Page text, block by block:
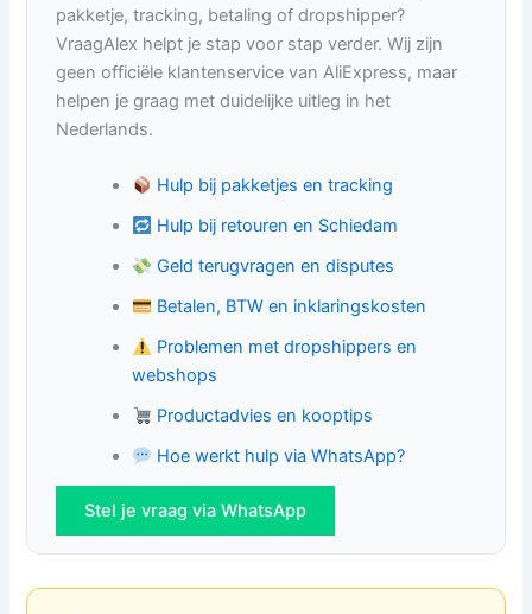
pakketje, tracking, betaling of dropshipper?
VraagAlex helpt je stap voor stap verder. Wij zijn
geen officiële klantenservice van AliExpress, maar
helpen je graag met duidelijke uitleg in het
Nederlands.
Hulp bij pakketjes en tracking
Hulp bij retouren en Schiedam
Geld terugvragen en disputes
Betalen, BTW en inklaringskosten
Problemen met dropshippers en
webshops
Productadvies en kooptips
Hoe werkt hulp via WhatsApp?
Stel je vraag via WhatsApp